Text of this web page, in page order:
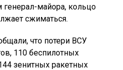
майора, кольцо
сжиматься.
что потери ВСУ
110 беспилотных
зенитных ракетных